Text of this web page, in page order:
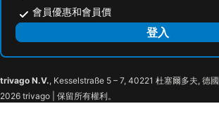
會員優惠和會員價
登入
trivago N.V., Kesselstraße 5 – 7, 40221 杜塞爾多夫, 德國
2026 trivago | 保留所有權利。